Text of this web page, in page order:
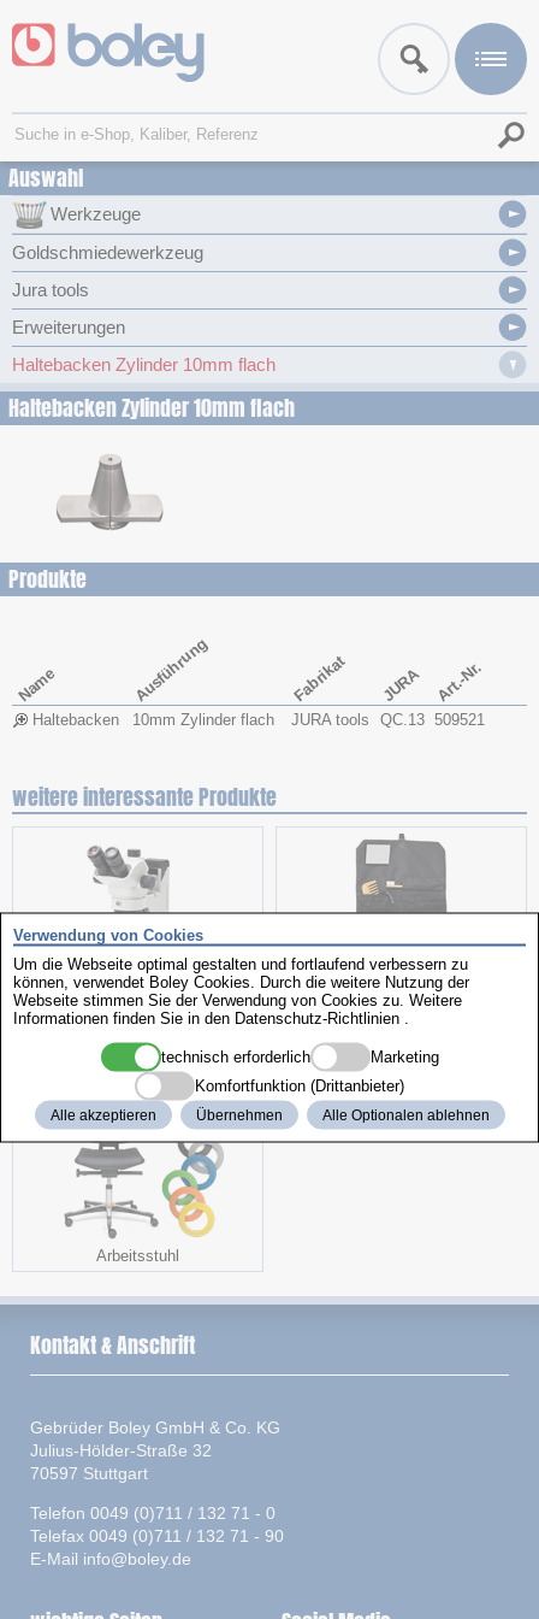
Auswahl
Werkzeuge
Goldschmiedewerkzeug
Jura tools
Erweiterungen
Haltebacken Zylinder 10mm flach
Haltebacken Zylinder 10mm flach
Produkte
Name Ausführung Fabrikat JURA Art.-Nr.
Haltebacken 10mm Zylinder flach JURA tools QC.13 509521
weitere interessante Produkte
Stereomikroskop Kulturbeutel
Arbeitsstuhl
Verwendung von Cookies
Um die Webseite optimal gestalten und fortlaufend verbessern zu
können, verwendet Boley Cookies. Durch die weitere Nutzung der
Webseite stimmen Sie der Verwendung von Cookies zu. Weitere
Informationen finden Sie in den Datenschutz-Richtlinien
technisch erforderlich
Marketing
Komfortfunktion (Drittanbieter)
Alle akzeptieren Übernehmen Alle Optionalen ablehnen
Kontakt & Anschrift
Gebrüder Boley GmbH & Co. KG
Julius-Hölder-Straße 32
70597 Stuttgart
Telefon 0049 (0)711 / 132 71 - 0
Telefax 0049 (0)711 / 132 71 - 90
E-Mail info@boley.de